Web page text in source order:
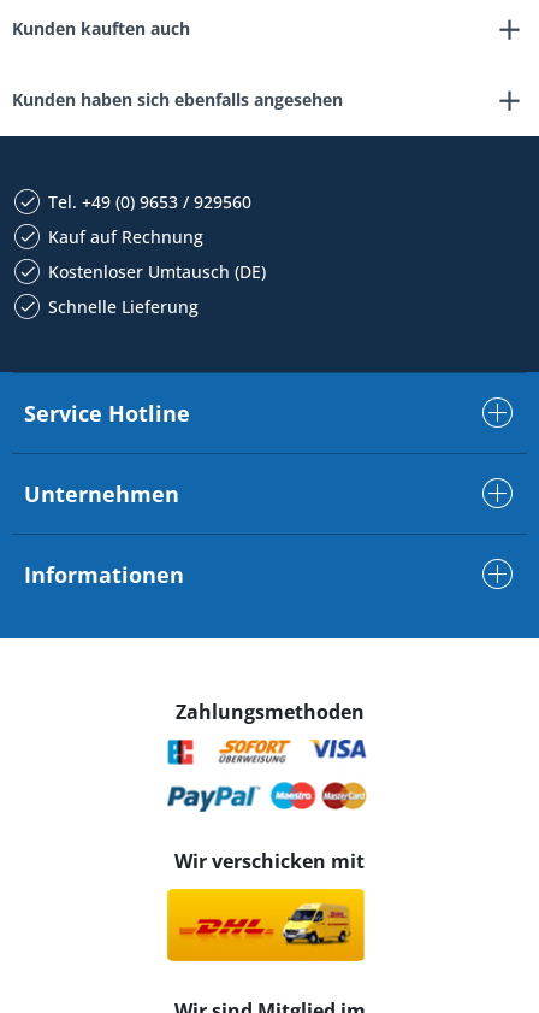
Kunden kauften auch
Kunden haben sich ebenfalls angesehen
Tel. +49 (0) 9653 / 929560
Kauf auf Rechnung
Kostenloser Umtausch (DE)
Schnelle Lieferung
Service Hotline
Unternehmen
Informationen
Zahlungsmethoden
Wir verschicken mit